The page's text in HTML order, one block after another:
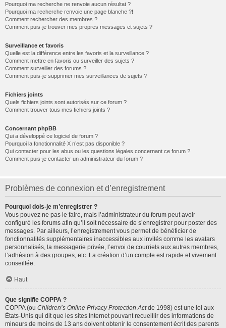
Pourquoi ma recherche ne renvoie aucun résultat ?
Pourquoi ma recherche renvoie une page blanche ?!
Comment rechercher des membres ?
Comment puis-je trouver mes propres messages et sujets ?
Surveillance et favoris
Quelle est la différence entre les favoris et la surveillance ?
Comment mettre en favoris ou surveiller des sujets ?
Comment surveiller des forums ?
Comment puis-je supprimer mes surveillances de sujets ?
Fichiers joints
Quels fichiers joints sont autorisés sur ce forum ?
Comment trouver tous mes fichiers joints ?
Concernant phpBB
Qui a développé ce logiciel de forum ?
Pourquoi la fonctionnalité X n’est pas disponible ?
Qui contacter pour les abus ou les questions légales concernant ce forum ?
Comment puis-je contacter un administrateur du forum ?
Problèmes de connexion et d’enregistrement
Pourquoi dois-je m’enregistrer ?
Vous pouvez ne pas le faire, mais l’administrateur du forum peut avoir
configuré les forums afin qu’il soit nécessaire de s’enregistrer pour poster des
messages. Par ailleurs, l’enregistrement vous permet de bénéficier de
fonctionnalités supplémentaires inaccessibles aux invités comme les avatars
personnalisés, la messagerie privée, l’envoi de courriels aux autres membres,
l’adhésion à des groupes, etc. La création d’un compte est rapide et vivement
conseillée.
Haut
Que signifie COPPA ?
COPPA (ou Children’s Online Privacy Protection Actde 1998) est une loi aux
États-Unis qui dit que les sites Internet pouvant recueillir des informations de
mineurs de moins de 13 ans doivent obtenir le consentement écrit des parents